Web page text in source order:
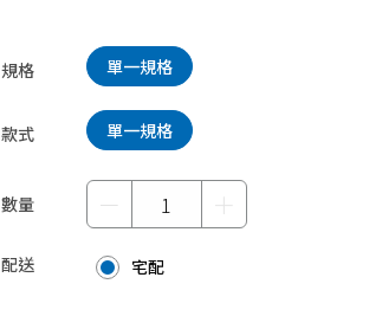
規格 單一規格
款式 單一規格
數量 － ＋
配送 宅配